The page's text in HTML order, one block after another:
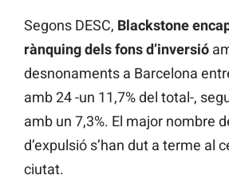
Segons DESC, Blackstone
rànquing dels fons d’inversió
desnonaments a Barcelona
amb 24 -un 11,7% del total-,
amb un 7,3%. El major nombre
d’expulsió s’han dut a terme al
ciutat.